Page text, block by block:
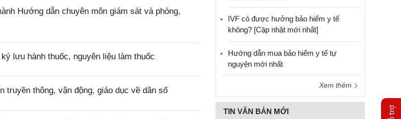
Hướng dẫn chuyên môn giám sát và phòng,
lưu hành thuốc, nguyên liệu làm thuốc
truyền thông, vận động, giáo dục về dân số
IVF có được hưởng bảo hiểm y tế
không? [Cập nhật mới nhất]
Hướng dẫn mua bảo hiểm y tế tự
nguyện mới nhất
Xem thêm
TIN VĂN BẢN MỚI